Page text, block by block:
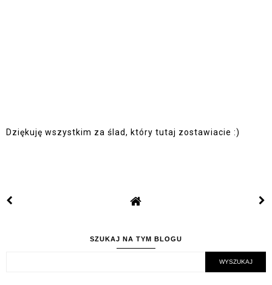
Dziękuję wszystkim za ślad, który tutaj zostawiacie :)
SZUKAJ NA TYM BLOGU